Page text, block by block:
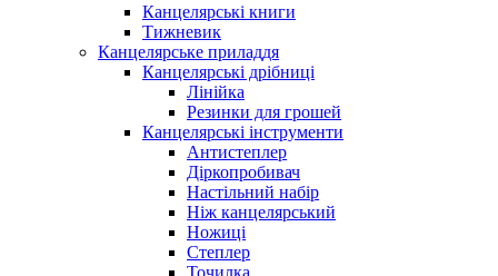
Канцелярські книги
Тижневик
Канцелярське приладдя
Канцелярські дрібниці
Лінійка
Резинки для грошей
Канцелярські інструменти
Антистеплер
Діркопробивач
Настільний набір
Ніж канцелярський
Ножиці
Степлер
Точилка